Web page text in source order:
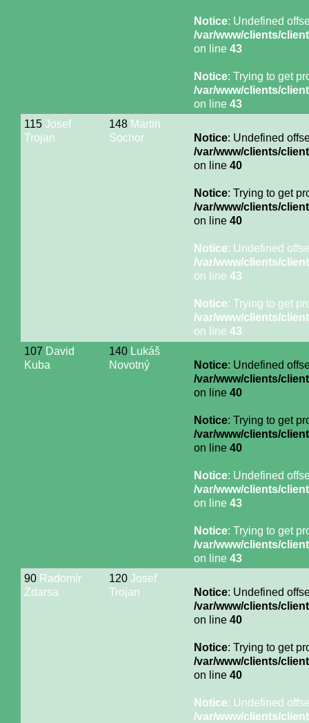
Notice: Undefined
/var/www/clients/
on line 43
Notice: Trying to get
/var/www/clients/
on line 43
115 Josef
Trojan
148 Martin
Sochor
Notice: Undefined
/var/www/clients/
on line 40
Notice: Trying to get
/var/www/clients/
on line 40
Notice: Undefined
/var/www/clients/
on line 43
Notice: Trying to get
/var/www/clients/
on line 43
107 David
Kuba
140 Lukáš
Novotný
Notice: Undefined
/var/www/clients/
on line 40
Notice: Trying to get
/var/www/clients/
on line 40
Notice: Undefined
/var/www/clients/
on line 43
Notice: Trying to get
/var/www/clients/
on line 43
90 Radomír
Zdarsa
120 Josef
Trojan
Notice: Undefined
/var/www/clients/
on line 40
Notice: Trying to get
/var/www/clients/
on line 40
Notice: Undefined
/var/www/clients/